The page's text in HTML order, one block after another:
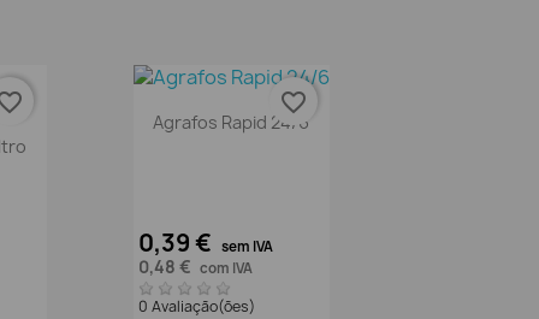
Vista rápida
Agrafos Rapid 24/6
0,39 € sem IVA
0,48 € com IVA
0 Avaliação(ões)
favorite_border